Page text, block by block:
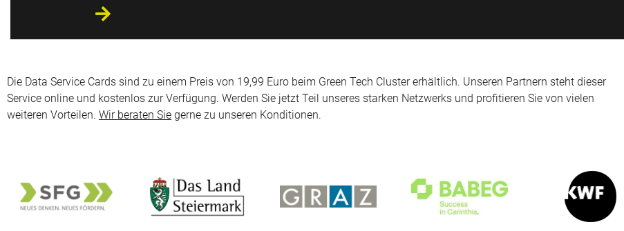
Die Data Service Cards sind zu einem Preis von 19,99 Euro beim Green Tech Cluster erhältlich. Unseren Partnern steht dieser
Service online und kostenlos zur Verfügung. Werden Sie jetzt Teil unseres starken Netzwerks und profitieren Sie von vielen
weiteren Vorteilen. Wir beraten Sie gerne zu unseren Konditionen.